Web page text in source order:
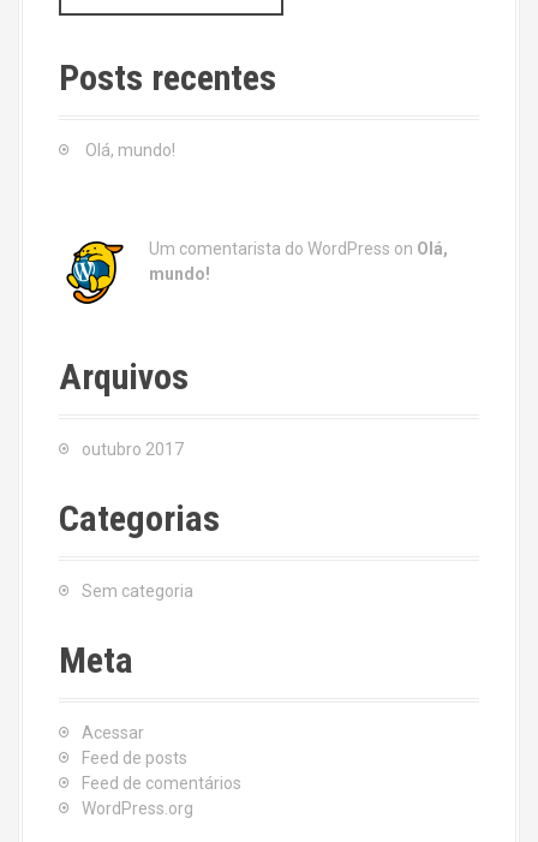
a
c
h
Posts recentes
Olá, mundo!
Um comentarista do WordPress on Olá,
mundo!
Arquivos
outubro 2017
Categorias
Sem categoria
Meta
Acessar
Feed de posts
Feed de comentários
WordPress.org